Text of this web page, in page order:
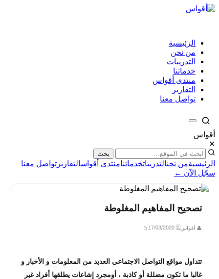
الرئيسية
من نحن
التدريبات
خدماتنا
منتدى أقواس
التقارير
تواصل معنا
أقواس
✕
بحث
الرئيسيةمن نحنالتدريباتخدماتنامنتدى أقواسالتقارير تواصل معنا
سجّل الآن ←
تصحيح المفاهيم المغلوطة
👤 أقواس🗓 17/03/2020
📁
تتداول مواقع التواصل الاجتماعي العديد من المعلومات و الأخبار و
غالبا ما تكون مضللة أو كاذبة ، أومجرد إشاعات يطلقها أفراد غير